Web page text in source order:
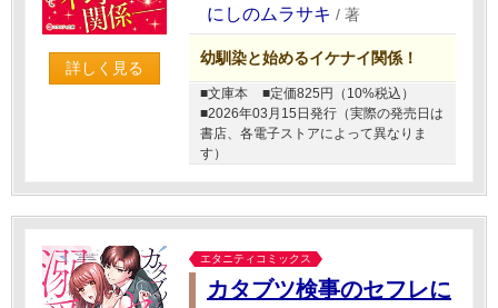
詳しく見る
にしのムラサキ / 著
幼馴染と始めるイケナイ関係！
■文庫本
■定価825円（10%税込）
■2026年03月15日発行（実際の発売日は
書店、各電子ストアによって異なりま
す）
エタニティコミックス
カタブツ検事のセフレに